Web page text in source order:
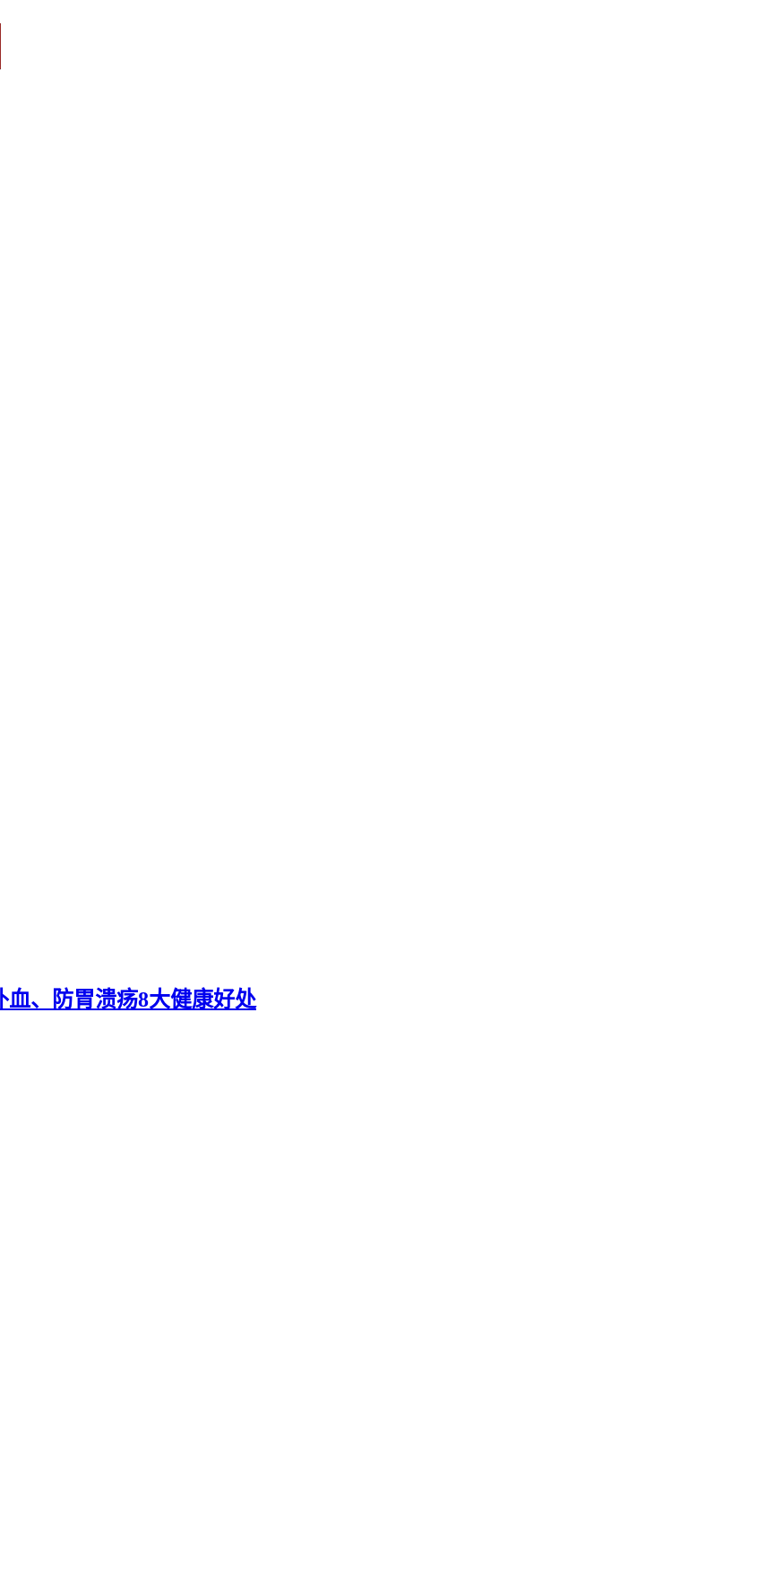
、防胃溃疡8大健康好处